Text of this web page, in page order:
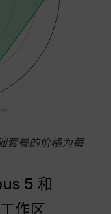
套餐的价格为每
5 和
作区